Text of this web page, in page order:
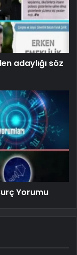
adaylığı söz
Yorumu